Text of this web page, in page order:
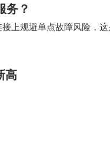
务？
上规避单点故障风险，这
后，是分布式架构、智能
高